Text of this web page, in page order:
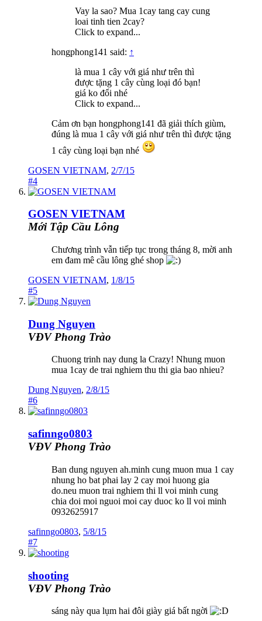
Vay la sao? Mua 1cay tang cay cung
loai tinh tien 2cay?
Click to expand...
hongphong141 said: ↑
là mua 1 cây với giá như trên thì
được tặng 1 cây cùng loại đó bạn!
giá ko đổi nhé
Click to expand...
Cảm ơn bạn hongphong141 đã giải thích giùm,
đúng là mua 1 cây với giá như trên thì được tặng
1 cây cùng loại bạn nhé
GOSEN VIETNAM, 2/7/15
#4
GOSEN VIETNAM
Mới Tập Cầu Lông
Chương trình vẫn tiếp tục trong tháng 8, mời anh
em đam mê cầu lông ghé shop
GOSEN VIETNAM, 1/8/15
#5
Dung Nguyen
VĐV Phong Trào
Chuong trinh nay dung la Crazy! Nhung muon
mua 1cay de trai nghiem thu thi gia bao nhieu?
Dung Nguyen, 2/8/15
#6
safinngo0803
VĐV Phong Trào
Ban dung nguyen ah.minh cung muon mua 1 cay
nhung ho bat phai lay 2 cay moi huong gia
do.neu muon trai nghiem thi ll voi minh cung
chia doi moi nguoi moi cay duoc ko ll voi minh
0932625917
safinngo0803, 5/8/15
#7
shooting
VĐV Phong Trào
sáng này qua lụm hai đôi giày giá bất ngời